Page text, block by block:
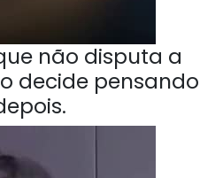
não disputa a
decide pensando